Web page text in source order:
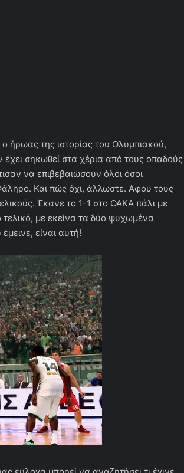
ήρωας της ιστορίας του Ολυμπιακού,
σηκωθεί στα χέρια από τους οπαδούς
να επιβεβαιώσουν όλοι όσοι
Και πώς όχι, άλλωστε. Αφού τους
Έκανε το 1-1 στο ΟΑΚΑ πάλι με
τελικό, με εκείνα τα δύο ψυχωμένα
είναι αυτή!